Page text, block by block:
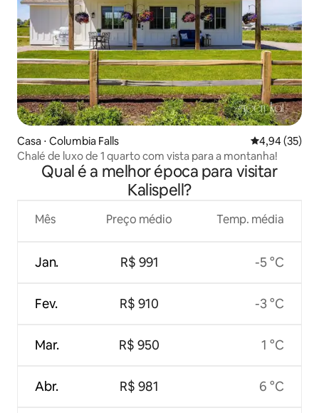
Casa ⋅ Columbia Falls 4,94 de uma
4,94 (35)
Chalé de luxo de 1 quarto com vista para a montanha!
Qual é a melhor época para visitar
Kalispell?
Mês
Jan.
Fev.
Mar.
Abr.
Preço médio
R$ 991
R$ 910
R$ 950
R$ 981
Temp. média
-5 °C
-3 °C
1 °C
6 °C